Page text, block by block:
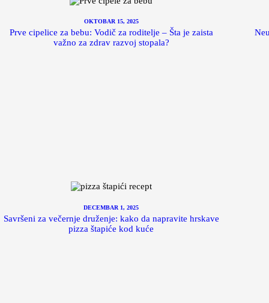
OKTOBAR 15, 2025
Prve cipelice za bebu: Vodič za roditelje – Šta je zaista
važno za zdrav razvoj stopala?
DECEMBAR 1, 2025
Savršeni za večernje druženje: kako da napravite hrskave
pizza štapiće kod kuće